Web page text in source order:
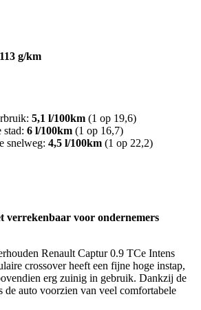
113 g/km
5,1 l/100km (1 op 19,6)
6 l/100km (1 op 16,7)
snelweg: 4,5 l/100km (1 op 22,2)
verrekenbaar voor ondernemers
Renault Captur 0.9 TCe Intens
crossover heeft een fijne hoge instap,
erg zuinig in gebruik. Dankzij de
de auto voorzien van veel comfortabele